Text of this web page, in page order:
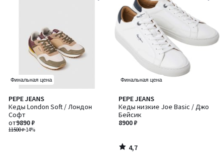
Финальная цена
PEPE JEANS
Кеды London Soft / Лондон
Софт
11500 ₽-14%
от9890 ₽
Финальная цена
PEPE JEANS
Кеды низкие Joe Basic / Джо
Бейсик
8900 ₽
4,7
/ 5
4,7
/